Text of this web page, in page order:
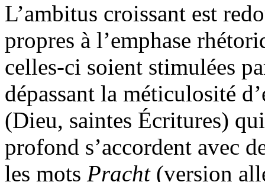
L’ambitus croissant est
propres à l’emphase
celles-ci soient stimulées
dépassant la méticulosité
(Dieu, saintes Écritures)
profond s’accordent avec
les mots Pracht(version